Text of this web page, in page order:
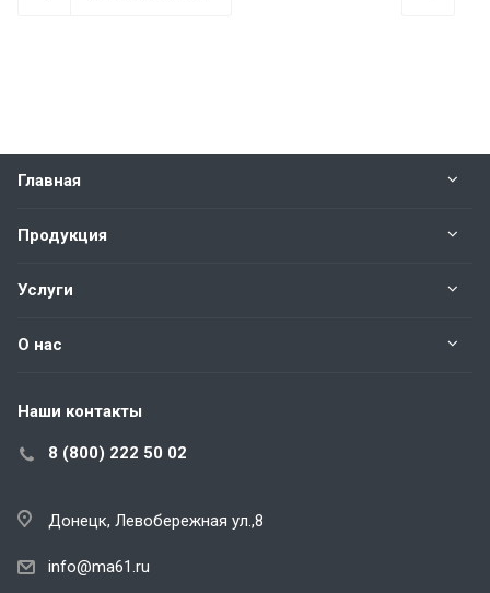
Главная
Продукция
Услуги
О нас
Наши контакты
8 (800) 222 50 02
Донецк, Левобережная ул.,8
info@ma61.ru